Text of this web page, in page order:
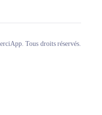
Tous droits réservés.